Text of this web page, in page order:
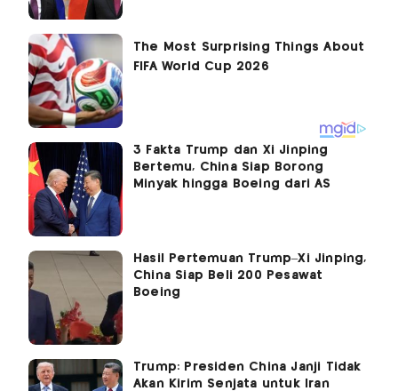
3 Fakta Trump dan Xi Jinping
Bertemu, China Siap Borong
Minyak hingga Boeing dari AS
Hasil Pertemuan Trump–Xi Jinping,
China Siap Beli 200 Pesawat
Boeing
Trump: Presiden China Janji Tidak
Akan Kirim Senjata untuk Iran